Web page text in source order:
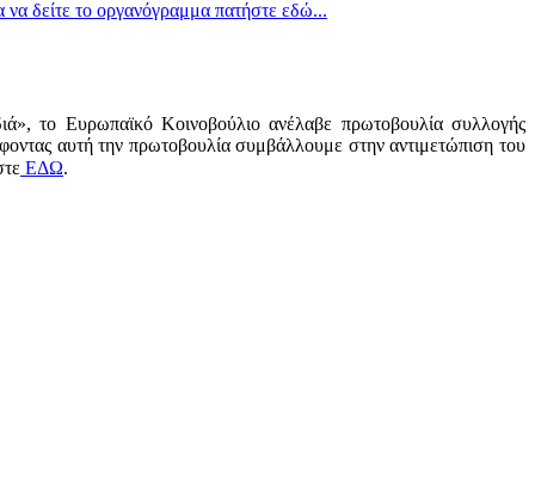
να δείτε το οργανόγραμμα πατήστε εδώ...
το Ευρωπαϊκό Κοινοβούλιο ανέλαβε πρωτοβουλία συλλογής
αυτή την πρωτοβουλία συμβάλλουμε στην αντιμετώπιση του
ΕΔΩ.